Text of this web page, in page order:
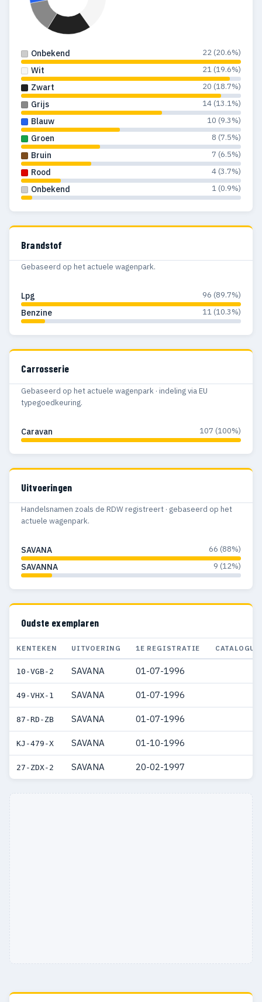
Onbekend 22 (20.6%)
Wit 21 (19.6%)
Zwart 20 (18.7%)
Grijs 14 (13.1%)
Blauw 10 (9.3%)
Groen 8 (7.5%)
Bruin 7 (6.5%)
Rood 4 (3.7%)
Onbekend 1 (0.9%)
Brandstof
Gebaseerd op het actuele wagenpark.
Lpg 96 (89.7%)
Benzine 11 (10.3%)
Carrosserie
Gebaseerd op het actuele wagenpark · indeling via EU
typegoedkeuring.
Caravan 107 (100%)
Uitvoeringen
Handelsnamen zoals de RDW registreert · gebaseerd op het
actuele wagenpark.
SAVANA 66 (88%)
SAVANNA 9 (12%)
Oudste exemplaren
KENTEKEN UITVOERING 1E REGISTRATIE
10-VGB-2 SAVANA 01-07-1996
49-VHX-1 SAVANA 01-07-1996
87-RD-ZB SAVANA 01-07-1996
KJ-479-X SAVANA 01-10-1996
27-ZDX-2 SAVANA 20-02-1997